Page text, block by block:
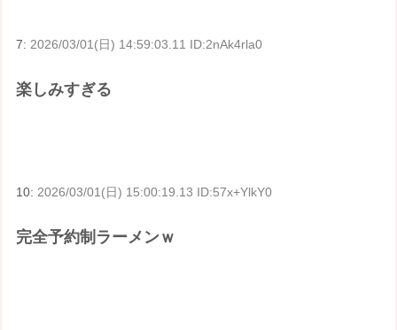
7: 2026/03/01(日) 14:59:03.11 ID:2nAk4rla0
楽しみすぎる
10:2026/03/01(日) 15:00:19.13 ID:57x+YlkY0
完全予約制ラーメンｗ